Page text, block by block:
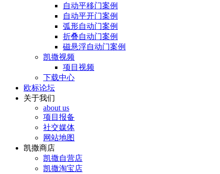
自动平移门案例
自动平开门案例
弧形自动门案例
折叠自动门案例
磁悬浮自动门案例
凯撒视频
项目视频
下载中心
欧标论坛
关于我们
about us
项目报备
社交媒体
网站地图
凯撒商店
凯撒自营店
凯撒淘宝店